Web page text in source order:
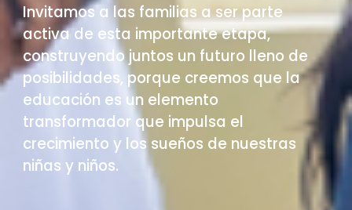
Invitamos a las familias a ser parte
activa de esta importante etapa,
construyendo juntos un futuro lleno de
posibilidades, porque creemos que la
educación es un elemento
transformador que impulsa el
crecimiento y los sueños de nuestras
niñas y niños.